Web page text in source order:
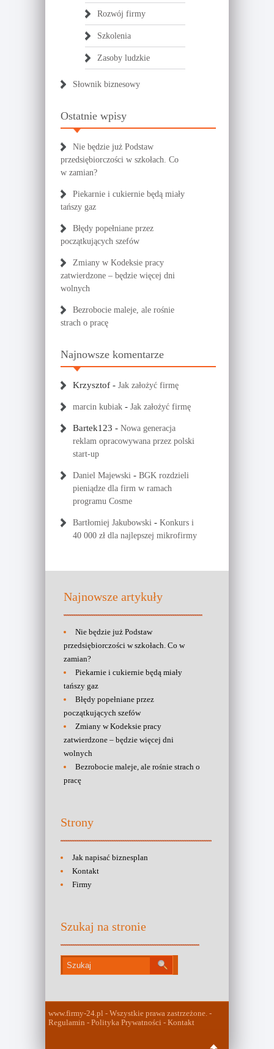
Rozwój firmy
Szkolenia
Zasoby ludzkie
Słownik biznesowy
Ostatnie wpisy
Nie będzie już Podstaw
przedsiębiorczości w szkołach. Co
w zamian?
Piekarnie i cukiernie będą miały
tańszy gaz
Błędy popełniane przez
początkujących szefów
Zmiany w Kodeksie pracy
zatwierdzone – będzie więcej dni
wolnych
Bezrobocie maleje, ale rośnie
strach o pracę
Najnowsze komentarze
Krzysztof - Jak założyć firmę
marcin kubiak - Jak założyć firmę
Bartek123 - Nowa generacja
reklam opracowywana przez polski
start-up
Daniel Majewski - BGK rozdzieli
pieniądze dla firm w ramach
programu Cosme
Bartłomiej Jakubowski - Konkurs i
40 000 zł dla najlepszej mikrofirmy
Najnowsze artykuły
Nie będzie już Podstaw
przedsiębiorczości w szkołach. Co w
zamian?
Piekarnie i cukiernie będą miały
tańszy gaz
Błędy popełniane przez
początkujących szefów
Zmiany w Kodeksie pracy
zatwierdzone – będzie więcej dni
wolnych
Bezrobocie maleje, ale rośnie strach o
pracę
Strony
Jak napisać biznesplan
Kontakt
Firmy
Szukaj na stronie
www.firmy-24.pl - Wszystkie prawa zastrzeżone. -
Regulamin - Polityka Prywatności - Kontakt